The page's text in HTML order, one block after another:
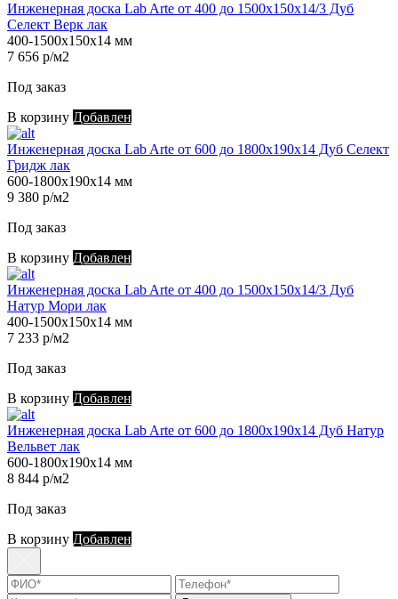
Инженерная доска Lab Arte от 400 до 1500х150х14/3 Дуб
Селект Верк лак
400-1500х150х14 мм
7 656 р/м2
Под заказ
В корзину Добавлен
Инженерная доска Lab Arte от 600 до 1800х190х14 Дуб Селект
Гридж лак
600-1800х190х14 мм
9 380 р/м2
Под заказ
В корзину Добавлен
Инженерная доска Lab Arte от 400 до 1500х150х14/3 Дуб
Натур Мори лак
400-1500х150х14 мм
7 233 р/м2
Под заказ
В корзину Добавлен
Инженерная доска Lab Arte от 600 до 1800х190х14 Дуб Натур
Вельвет лак
600-1800х190х14 мм
8 844 р/м2
Под заказ
В корзину Добавлен